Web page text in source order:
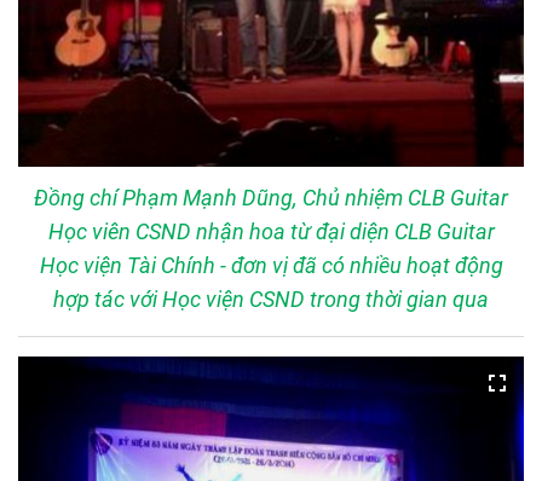
Đồng chí Phạm Mạnh Dũng, Chủ nhiệm CLB Guitar
Học viên CSND nhận hoa từ đại diện CLB Guitar
Học viện Tài Chính - đơn vị đã có nhiều hoạt động
hợp tác với Học viện CSND trong thời gian qua